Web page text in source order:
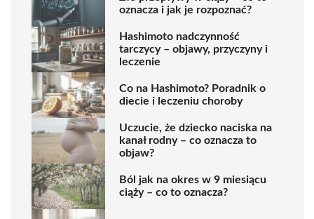
oznacza i jak je rozpoznać?
Hashimoto nadczynność
tarczycy – objawy, przyczyny i
leczenie
Co na Hashimoto? Poradnik o
diecie i leczeniu choroby
Uczucie, że dziecko naciska na
kanał rodny – co oznacza to
objaw?
Ból jak na okres w 9 miesiącu
ciąży – co to oznacza?